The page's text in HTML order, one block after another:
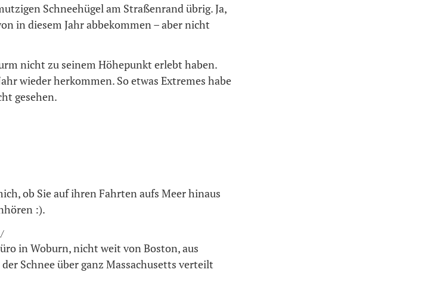
Schneehügel am Straßenrand übrig. Ja,
in diesem Jahr abbekommen – aber nicht
nicht zu seinem Höhepunkt erlebt haben.
wieder herkommen. So etwas Extremes habe
gesehen.
ob Sie auf ihren Fahrten aufs Meer hinaus
:).
in Woburn, nicht weit von Boston, aus
Schnee über ganz Massachusetts verteilt